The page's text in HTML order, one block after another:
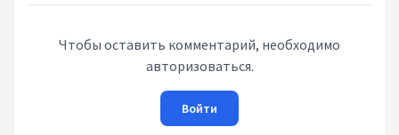
Чтобы оставить комментарий, необходимо
авторизоваться.
Войти